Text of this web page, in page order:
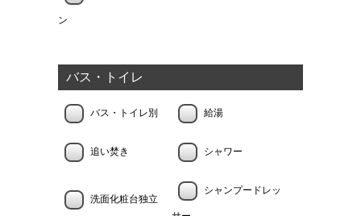
ン
バス・トイレ
バス・トイレ別 給湯
追い焚き シャワー
洗面化粧台独立
シャンプードレッ